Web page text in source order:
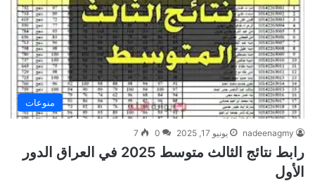
منوعات
nadeenagmy يونيو 17, 2025 0
7
رابط نتائج الثالث متوسط 2025 في العراق الدور
الأول